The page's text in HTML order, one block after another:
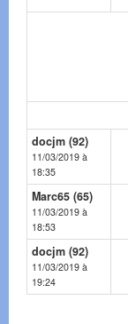
docjm (92)
11/03/2019 à
18:35
Marc65 (65)
11/03/2019 à
18:53
docjm (92)
11/03/2019 à
19:24